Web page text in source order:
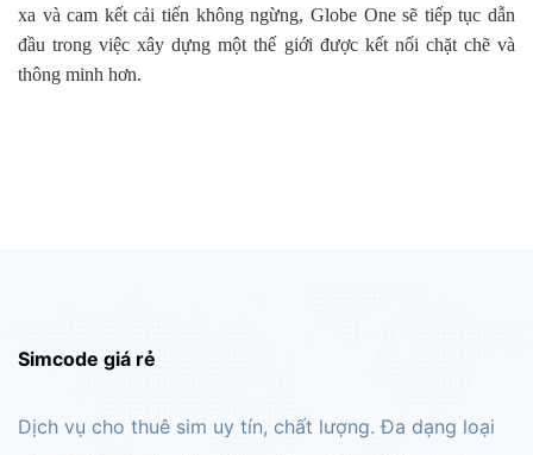
xa và cam kết cải tiến không ngừng, Globe One sẽ tiếp tục dẫn
đầu trong việc xây dựng một thế giới được kết nối chặt chẽ và
thông minh hơn.
Simcode giá rẻ
Dịch vụ cho thuê sim uy tín, chất lượng. Đa dạng loại